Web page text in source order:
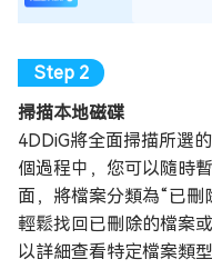
掃描本地磁碟
4DDiG將全面掃描所選
個過程中，您可以隨時
面，將檔案分類為“已
輕鬆找回已刪除的檔案
以詳細查看特定檔案類型